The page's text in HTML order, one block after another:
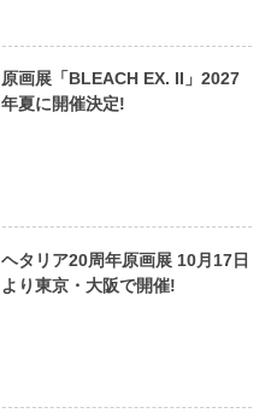
原画展「BLEACH EX. II」2027
年夏に開催決定!
ヘタリア20周年原画展 10月17日
より東京・大阪で開催!